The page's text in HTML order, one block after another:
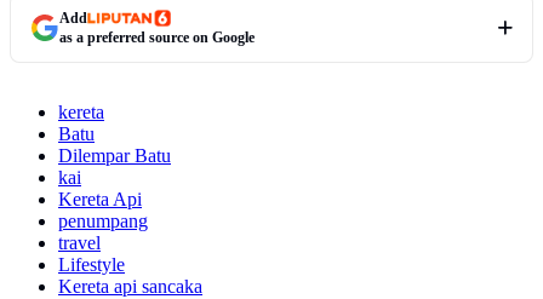
Add
as a preferred source on Google
kereta
Batu
Dilempar Batu
kai
Kereta Api
penumpang
travel
Lifestyle
Kereta api sancaka